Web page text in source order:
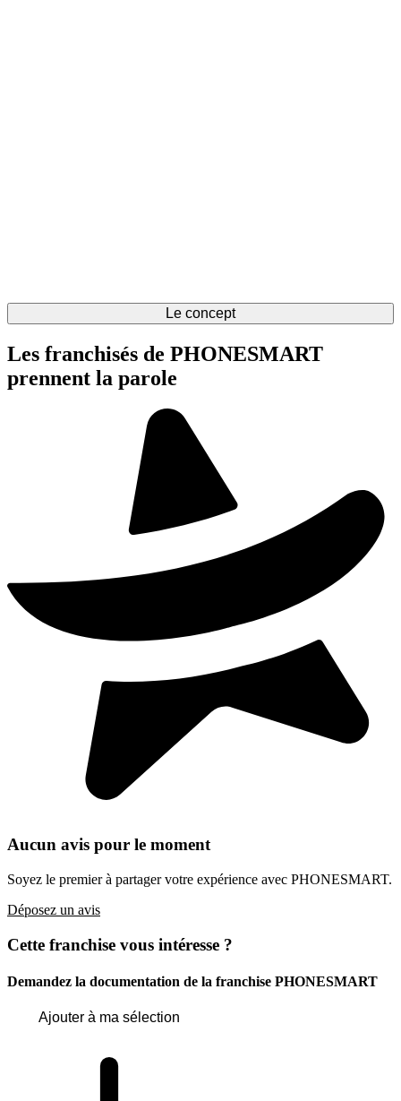
Le concept
Les franchisés de PHONESMART
prennent la parole
Aucun avis pour le moment
Soyez le premier à partager votre expérience avec PHONESMART.
Déposez un avis
Cette franchise vous intéresse ?
Demandez la documentation de la franchise PHONESMART
Ajouter à ma sélection